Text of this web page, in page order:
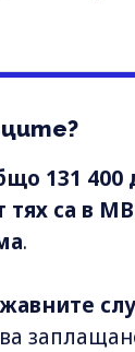
131
тях са в
.